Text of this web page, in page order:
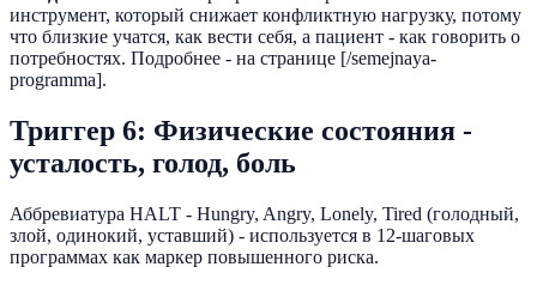
инструмент, который снижает конфликтную нагрузку, потому
что близкие учатся, как вести себя, а пациент - как говорить о
потребностях. Подробнее - на странице [/semejnaya-
programma].
Триггер 6: Физические состояния -
усталость, голод, боль
Аббревиатура HALT - Hungry, Angry, Lonely, Tired (голодный,
злой, одинокий, уставший) - используется в 12-шаговых
программах как маркер повышенного риска.